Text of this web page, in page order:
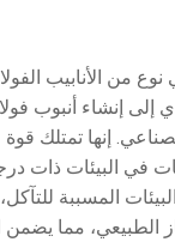
نوع من الأنابيب
إلى إنشاء أنبوب
إنها تمتلك
في البيئات ذات
المسببة
الطبيعي، مما يضمن